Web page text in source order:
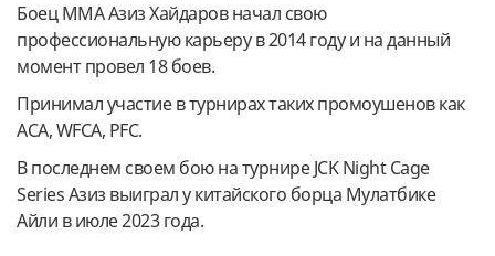
Боец ММА Азиз Хайдаров начал свою
профессиональную карьеру в 2014 году и на данный
момент провел 18 боев.
Принимал участие в турнирах таких промоушенов как
ACA, WFCA, PFC.
В последнем своем бою на турнире JCK Night Cage
Series Азиз выиграл у китайского борца Мулатбике
Айли в июле 2023 года.